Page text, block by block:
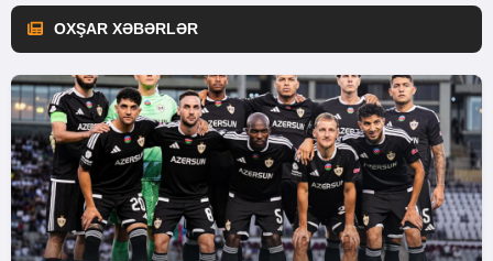
OXŞAR XƏBƏRLƏR